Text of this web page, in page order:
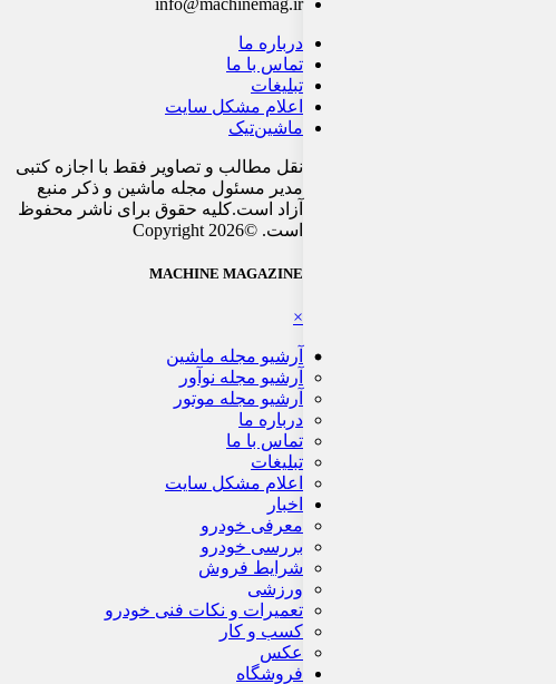
درباره ما
تماس با ما
تبلیغات
اعلام مشکل سایت
ماشین‌تیک
نقل مطالب و تصاویر فقط با اجازه کتبی
مدیر مسئول مجله ماشین و ذکر منبع
آزاد است.کلیه حقوق برای ناشر محفوظ
است. ©Copyright 2026
MACHINE MAGAZINE
×
آرشیو مجله ماشین
آرشیو مجله نوآور
آرشیو مجله موتور
درباره ما
تماس با ما
تبلیغات
اعلام مشکل سایت
اخبار
معرفی خودرو
بررسی خودرو
شرایط فروش
ورزشی
تعمیرات و نکات فنی خودرو
کسب و کار
عکس
فروشگاه